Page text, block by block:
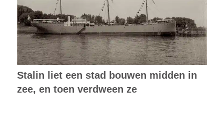
Stalin liet een stad bouwen midden in
zee, en toen verdween ze